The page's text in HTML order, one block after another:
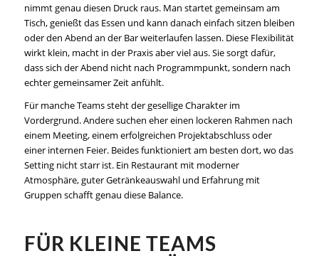
nimmt genau diesen Druck raus. Man startet gemeinsam am
Tisch, genießt das Essen und kann danach einfach sitzen bleiben
oder den Abend an der Bar weiterlaufen lassen. Diese Flexibilität
wirkt klein, macht in der Praxis aber viel aus. Sie sorgt dafür,
dass sich der Abend nicht nach Programmpunkt, sondern nach
echter gemeinsamer Zeit anfühlt.
Für manche Teams steht der gesellige Charakter im
Vordergrund. Andere suchen eher einen lockeren Rahmen nach
einem Meeting, einem erfolgreichen Projektabschluss oder
einer internen Feier. Beides funktioniert am besten dort, wo das
Setting nicht starr ist. Ein Restaurant mit moderner
Atmosphäre, guter Getränkeauswahl und Erfahrung mit
Gruppen schafft genau diese Balance.
FÜR KLEINE TEAMS